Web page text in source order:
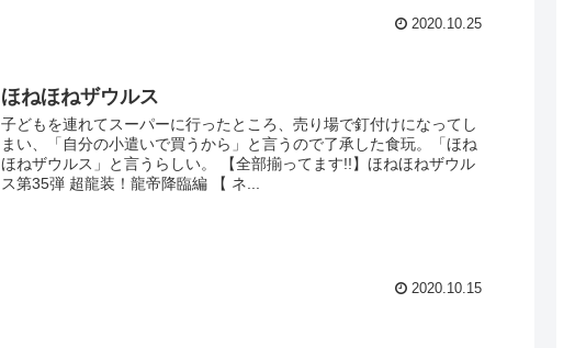
2020.10.25
ほねほねザウルス
子どもを連れてスーパーに行ったところ、売り場で釘付けになってし
まい、「自分の小遣いで買うから」と言うので了承した食玩。「ほね
ほねザウルス」と言うらしい。 【全部揃ってます!!】ほねほねザウル
ス第35弾 超龍装！龍帝降臨編 【 ネ...
2020.10.15